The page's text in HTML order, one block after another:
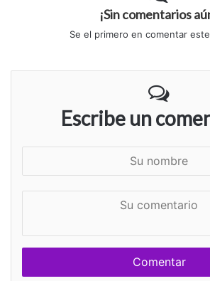
¡Sin comentarios
Se el primero en comentar
Escribe un
e